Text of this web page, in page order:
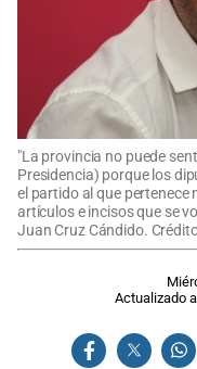
"La provincia no puede
Presidencia) porque los
el partido al que pertenece
artículos e incisos que se
Juan Cruz Cándido.
Actualizado